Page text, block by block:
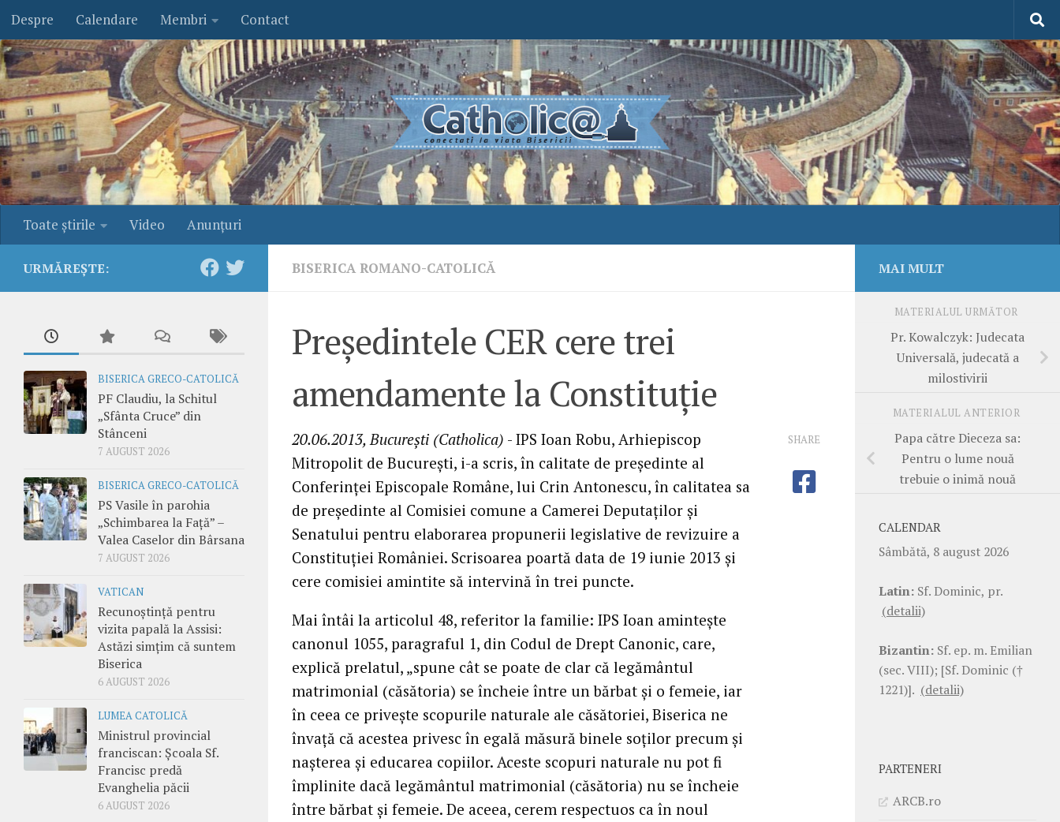
Skip to content
Despre Calendare Membri Contact
Toate ştirile Video Anunţuri
BISERICA ROMANO-CATOLICĂ
Preşedintele CER cere trei
amendamente la Constituţie
20.06.2013, Bucureşti (Catholica) - IPS Ioan Robu, Arhiepiscop
Mitropolit de Bucureşti, i-a scris, în calitate de preşedinte al
Conferinţei Episcopale Române, lui Crin Antonescu, în calitatea sa
de preşedinte al Comisiei comune a Camerei Deputaţilor şi
Senatului pentru elaborarea propunerii legislative de revizuire a
Constituţiei României. Scrisoarea poartă data de 19 iunie 2013 şi
cere comisiei amintite să intervină în trei puncte.
Mai întâi la articolul 48, referitor la familie: IPS Ioan aminteşte
canonul 1055, paragraful 1, din Codul de Drept Canonic, care,
explică prelatul, „spune cât se poate de clar că legământul
matrimonial (căsătoria) se încheie între un bărbat şi o femeie, iar
în ceea ce priveşte scopurile naturale ale căsătoriei, Biserica ne
învaţă că acestea privesc în egală măsură binele soţilor precum şi
naşterea şi educarea copiilor. Aceste scopuri naturale nu pot fi
împlinite dacă legământul matrimonial (căsătoria) nu se încheie
între bărbat şi femeie. De aceea, cerem respectuos ca în noul
SHARE
URMĂREȘTE:
BISERICA GRECO-CATOLICĂ
PF Claudiu, la Schitul
„Sfânta Cruce” din
Stânceni
7 AUGUST 2026
BISERICA GRECO-CATOLICĂ
PS Vasile în parohia
„Schimbarea la Față” –
Valea Caselor din Bârsana
7 AUGUST 2026
VATICAN
Recunoștință pentru
vizita papală la Assisi:
Astăzi simțim că suntem
Biserica
6 AUGUST 2026
LUMEA CATOLICĂ
Ministrul provincial
franciscan: Școala Sf.
Francisc predă
Evanghelia păcii
6 AUGUST 2026
MAI MULT
MATERIALUL URMĂTOR
Pr. Kowalczyk: Judecata
Universală, judecată a
milostivirii
MATERIALUL ANTERIOR
Papa către Dieceza sa:
Pentru o lume nouă
trebuie o inimă nouă
CALENDAR
Sâmbătă, 8 august 2026
Latin: Sf. Dominic, pr.
(detalii)
Bizantin: Sf. ep. m. Emilian
(sec. VIII); [Sf. Dominic (†
1221)]. (detalii)
PARTENERI
ARCB.ro